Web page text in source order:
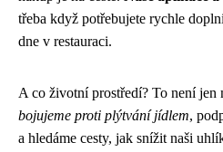
třeba když potřebujete rychle
dne v restauraci.
A co životní prostředí? To není jen
bojujeme proti plýtvání jídlem,
a hledáme cesty, jak snížit naši